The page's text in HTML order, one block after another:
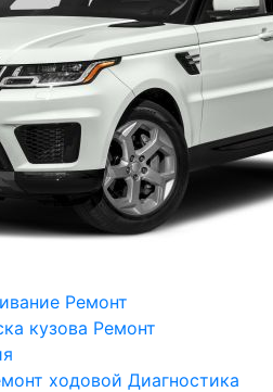
Ремонт
кузова Ремонт
ходовой Диагностика